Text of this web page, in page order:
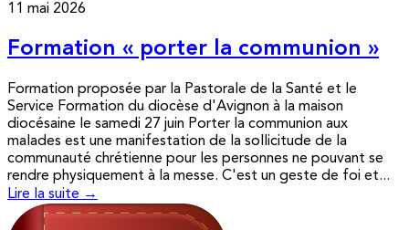
11 mai 2026
Formation « porter la communion »
Formation proposée par la Pastorale de la Santé et le
Service Formation du diocèse d'Avignon à la maison
diocésaine le samedi 27 juin Porter la communion aux
malades est une manifestation de la sollicitude de la
communauté chrétienne pour les personnes ne pouvant se
rendre physiquement à la messe. C'est un geste de foi et...
Lire la suite →